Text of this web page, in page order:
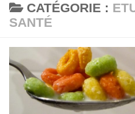
CATÉGORIE :
SANTÉ